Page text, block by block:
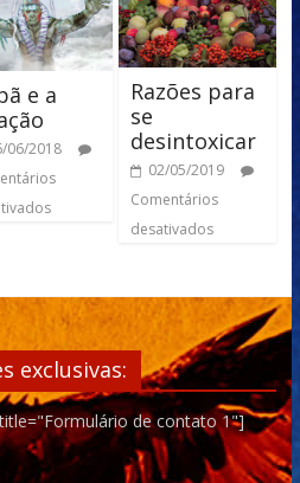
e a
06/2018
Razões para
se
desintoxicar
02/05/2019
Comentários
desativados
exclusivas:
de contato 1"]